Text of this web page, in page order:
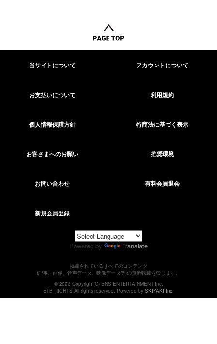
当サイトについて アカウントについて
お支払いについて 利用規約
個人情報保護方針 特商法に基づく表示
お客さまへのお願い 推奨環境
お問い合わせ 有料会員退会
新規会員登録
Powered by Translate
掲載されているすべてのコンテンツ
(記事、画像、音声データ、映像データ等)の無断転載を禁じます。
© 2026 Copyright(C) ENS ENTERTAINMENT Inc.
ETB RIGHTS All rights reserved. Powered by SKIYAKI Inc.